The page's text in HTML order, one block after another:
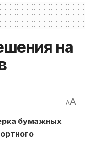
на
AA
бумажных